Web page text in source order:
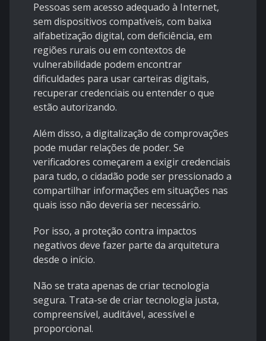
Pessoas sem acesso adequado à Internet,
sem dispositivos compatíveis, com baixa
alfabetização digital, com deficiência, em
regiões rurais ou em contextos de
vulnerabilidade podem encontrar
dificuldades para usar carteiras digitais,
recuperar credenciais ou entender o que
estão autorizando.
Além disso, a digitalização de comprovações
pode mudar relações de poder. Se
verificadores começarem a exigir credenciais
para tudo, o cidadão pode ser pressionado a
compartilhar informações em situações nas
quais isso não deveria ser necessário.
Por isso, a proteção contra impactos
negativos deve fazer parte da arquitetura
desde o início.
Não se trata apenas de criar tecnologia
segura. Trata-se de criar tecnologia justa,
compreensível, auditável, acessível e
proporcional.